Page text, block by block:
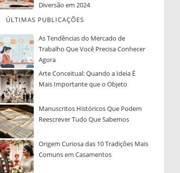
Diversão em 2024
ÚLTIMAS PUBLICAÇÕES
As Tendências do Mercado de
Trabalho Que Você Precisa Conhecer
Agora
Arte Conceitual: Quando a Ideia É
Mais Importante que o Objeto
Manuscritos Históricos Que Podem
Reescrever Tudo Que Sabemos
Origem Curiosa das 10 Tradições Mais
Comuns em Casamentos